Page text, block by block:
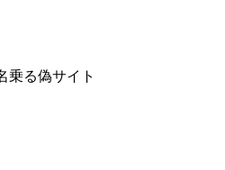
乗る偽サイト